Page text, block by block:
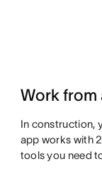
Work from
In construction,
app works with
tools you need